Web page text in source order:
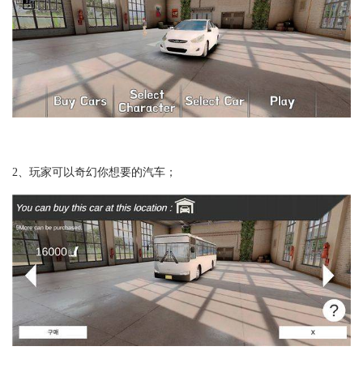
2、玩家可以奇幻你想要的汽车；